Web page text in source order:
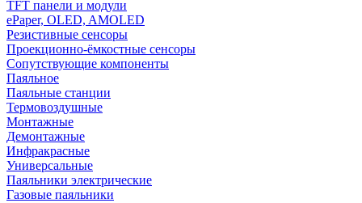
TFT панели и модули
ePaper, OLED, AMOLED
Резистивные сенсоры
Проекционно-ёмкостные сенсоры
Сопутствующие компоненты
Паяльное
Паяльные станции
Термовоздушные
Монтажные
Демонтажные
Инфракрасные
Универсальные
Паяльники электрические
Газовые паяльники